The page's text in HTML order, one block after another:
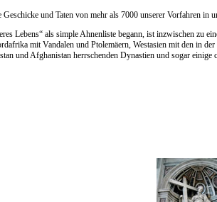
Geschicke und Taten von mehr als 7000 unserer Vorfahren in
Lebens“ als simple Ahnenliste begann, ist inzwischen zu
mit Vandalen und Ptolemäern, Westasien mit den in
und Afghanistan herrschenden Dynastien und sogar einige